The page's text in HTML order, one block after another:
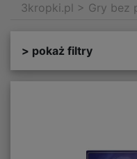
3kropki.pl > Gry bez
> pokaż filtry